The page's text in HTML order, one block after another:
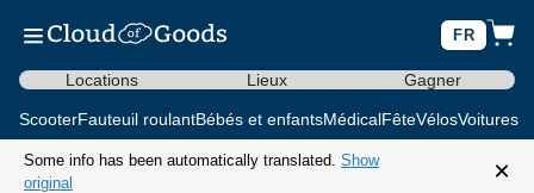
FR
Locations Lieux Gagner
ScooterFauteuil roulantBébés et enfantsMédicalFêteVélosVoitures
Some info has been automatically translated. Show
original
×